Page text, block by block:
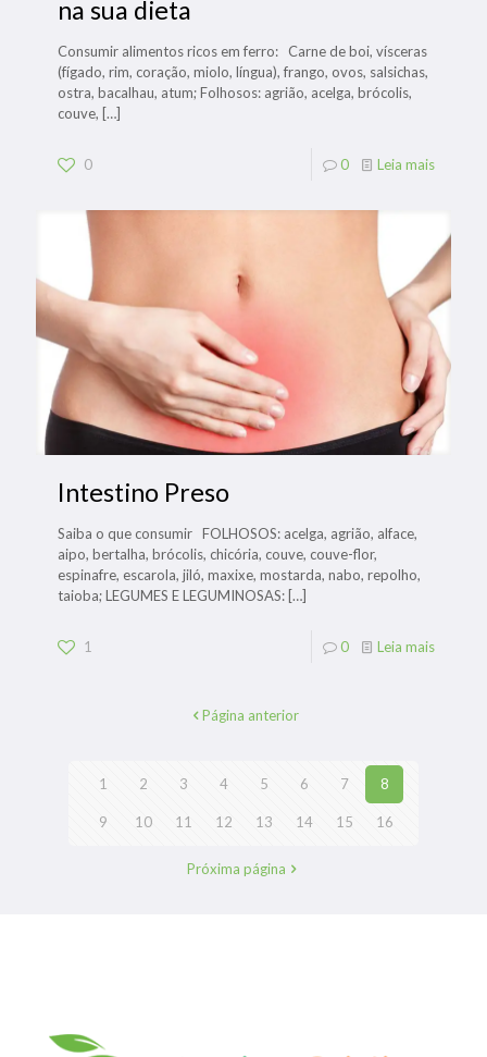
na sua dieta
Consumir alimentos ricos em ferro: Carne de boi, vísceras
(fígado, rim, coração, miolo, língua), frango, ovos, salsichas,
ostra, bacalhau, atum; Folhosos: agrião, acelga, brócolis,
couve, […]
0 0 Leia mais
Intestino Preso
Saiba o que consumir FOLHOSOS: acelga, agrião, alface,
aipo, bertalha, brócolis, chicória, couve, couve-flor,
espinafre, escarola, jiló, maxixe, mostarda, nabo, repolho,
taioba; LEGUMES E LEGUMINOSAS: […]
1 0 Leia mais
Página anterior
1 2 3 4 5 6 7 8
9 10 11 12 13 14 15 16
Próxima página